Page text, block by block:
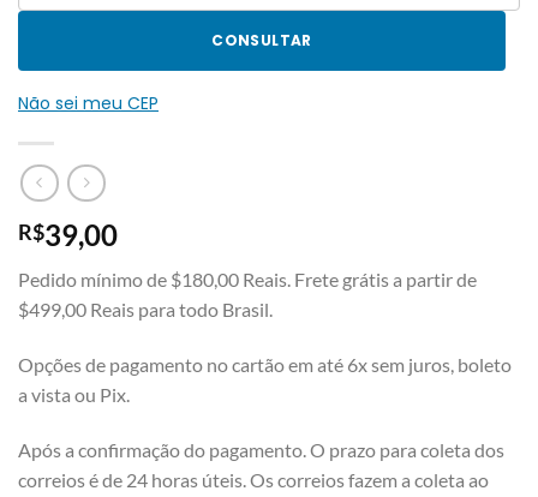
CONSULTAR
Não sei meu CEP
R$39,00
Pedido mínimo de $180,00 Reais. Frete grátis a partir de
$499,00 Reais para todo Brasil.
Opções de pagamento no cartão em até 6x sem juros, boleto
a vista ou Pix.
Após a confirmação do pagamento. O prazo para coleta dos
correios é de 24 horas úteis. Os correios fazem a coleta ao